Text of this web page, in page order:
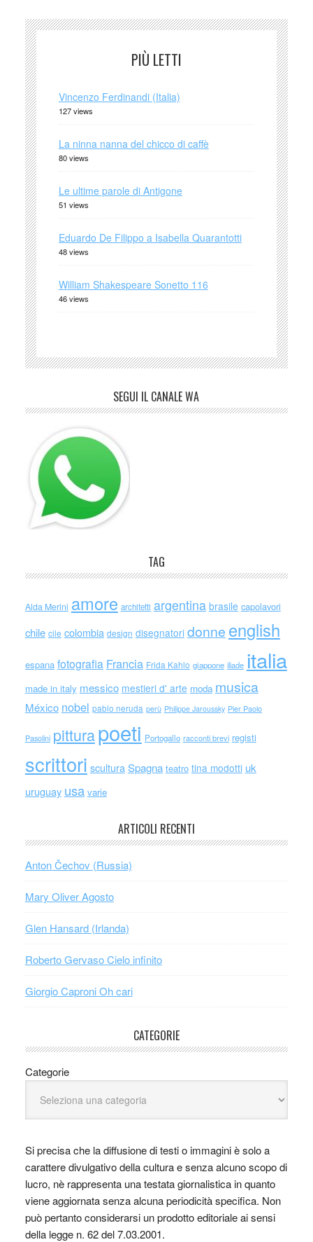
PIÙ LETTI
Vincenzo Ferdinandi (Italia)
127 views
La ninna nanna del chicco di caffè
80 views
Le ultime parole di Antigone
51 views
Eduardo De Filippo a Isabella Quarantotti
48 views
William Shakespeare Sonetto 116
46 views
SEGUI IL CANALE WA
TAG
Alda Merini amore architetti argentina brasile capolavori
chile cile colombia design disegnatori donne english
espana fotografia Francia Frida Kahlo giappone iliade italia
made in italy messico mestieri d' arte moda musica
México nobel pablo neruda perù Philippe Jaroussky Pier Paolo
Pasolini pitturapoeti Portogallo racconti brevi registi
scrittori scultura Spagna teatro tina modotti uk
uruguay usa varie
ARTICOLI RECENTI
Anton Čechov (Russia)
Mary Oliver Agosto
Glen Hansard (Irlanda)
Roberto Gervaso Cielo infinito
Giorgio Caproni Oh cari
CATEGORIE
Categorie
Si precisa che la diffusione di testi o immagini è solo a
carattere divulgativo della cultura e senza alcuno scopo di
lucro, nè rappresenta una testata giornalistica in quanto
viene aggiornata senza alcuna periodicità specifica. Non
può pertanto considerarsi un prodotto editoriale ai sensi
della legge n. 62 del 7.03.2001.